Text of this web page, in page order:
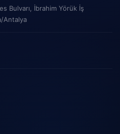
Bulvarı, İbrahim Yörük İş
Antalya